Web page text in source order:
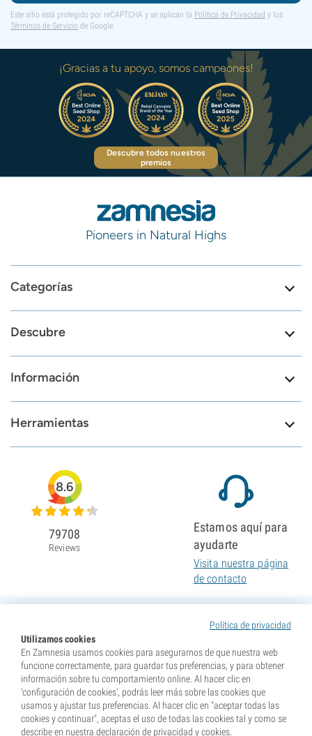
Este sitio está protegido por reCAPTCHA y se aplican la Política de Privacidad y los
Términos de Servicio de Google.
¡Gracias a tu apoyo, somos campeones!
Descubre todos nuestros
premios
Pioneers in Natural Highs
Categorías
Descubre
Información
Herramientas
Política de privacidad
Utilizamos cookies
En Zamnesia usamos cookies para asegurarnos de que nuestra web
funcione correctamente, para guardar tus preferencias, y para obtener
información sobre tu comportamiento online. Al hacer clic en
'configuración de cookies', podrás leer más sobre las cookies que
usamos y ajustar tus preferencias. Al hacer clic en "aceptar todas las
cookies y continuar", aceptas el uso de todas las cookies tal y como se
describe en nuestra declaración de privacidad y cookies.
8.6
79708
Reviews
Estamos aquí para
ayudarte
Visita nuestra página
de contacto